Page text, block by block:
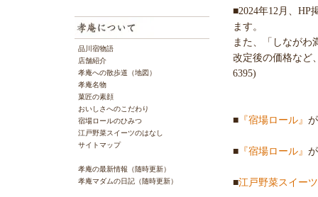
品川宿物語
店舗紹介
孝庵への散歩道（地図）
孝庵名物
菓匠の素顔
おいしさへのこだわり
宿場ロールのひみつ
江戸野菜スイーツのはなし
サイトマップ
孝庵の最新情報（随時更新）
孝庵マダムの日記（随時更新）
■2024年12月、HP
ます。
また、「しながわ
改定後の価格など
6395)
■ 『宿場ロール』
■ 『宿場ロール』
■江戸野菜スイー